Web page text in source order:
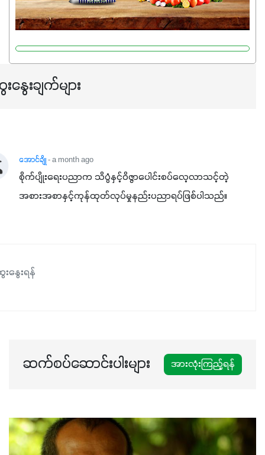
တယ်။ ဒါ့အပြင် ပန်းပွင့်ခြင်း၊အသီးသီးခြင်း၊အစေ့တည်ခြင်း
လုပ်ငန်းစဉ်များကိုလည်း အားပေးပါတယ်။ လုံလောက်တဲ့
Potassium 8%က အပင်ရဲ့ ရောဂါဒဏ်၊ရာသီဥတုဒဏ်ခံနိုင်ရည်
အရသာ ပိုမိုကောင်းမွန်စေဖို့အတွက် လိုအပ်တဲ့အာဟာရဓာတ်
ဖြစ်ပါတယ်။ ဟူးမစ်အက်စစ်ပါဝင်ပေါင်းစပ်ထားတဲ့အတွက်
နှံစားသီးနှံများ၊ပဲအမျိုးမျိုး၊ဟင်းသီးဟင်းရွက်နဲ့ ဥယျာဉ်ခြံသီးနှံ
အားလုံးမှာ အသုံးပြုနိုင်တယ်ဆိုတော့ တစ်မျိုးတည်းနဲ့ အားလုံး
ပါဖက်(perfect)မယ့် စမတ်သီးစုံနော် အရွေးမမှားတာသေချာပြီ
နွေးချက်များ
အောင်ချို- a month ago
စိုက်ပျိုးရေးပညာက သိပ္ပံနှင့်ဝိဇ္ဇာပေါင်းစပ်လေ့လာသင့်တဲ့
အစားအစာနှင့်ကုန်ထုတ်လုပ်မှုနည်းပညာရပ်ဖြစ်ပါသည်။
နွေးရန်
ဆက်စပ်ဆောင်းပါးများ အားလုံးကြည့်ရန်